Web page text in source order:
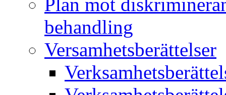
behandling
Versamhetsberättelser